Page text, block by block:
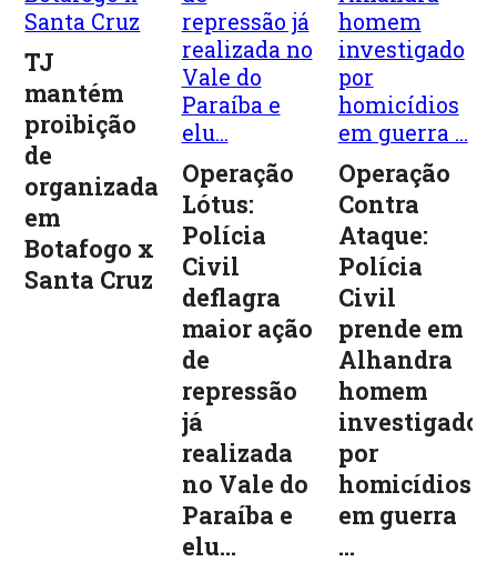
TJ
mantém
proibição
de
organizadas
em
Botafogo x
Santa Cruz
Operação
Lótus:
Polícia
Civil
deflagra
maior ação
de
repressão
já
realizada
no Vale do
Paraíba e
elu...
Operação
Contra
Ataque:
Polícia
Civil
prende em
Alhandra
homem
investigado
por
homicídios
em guerra
...